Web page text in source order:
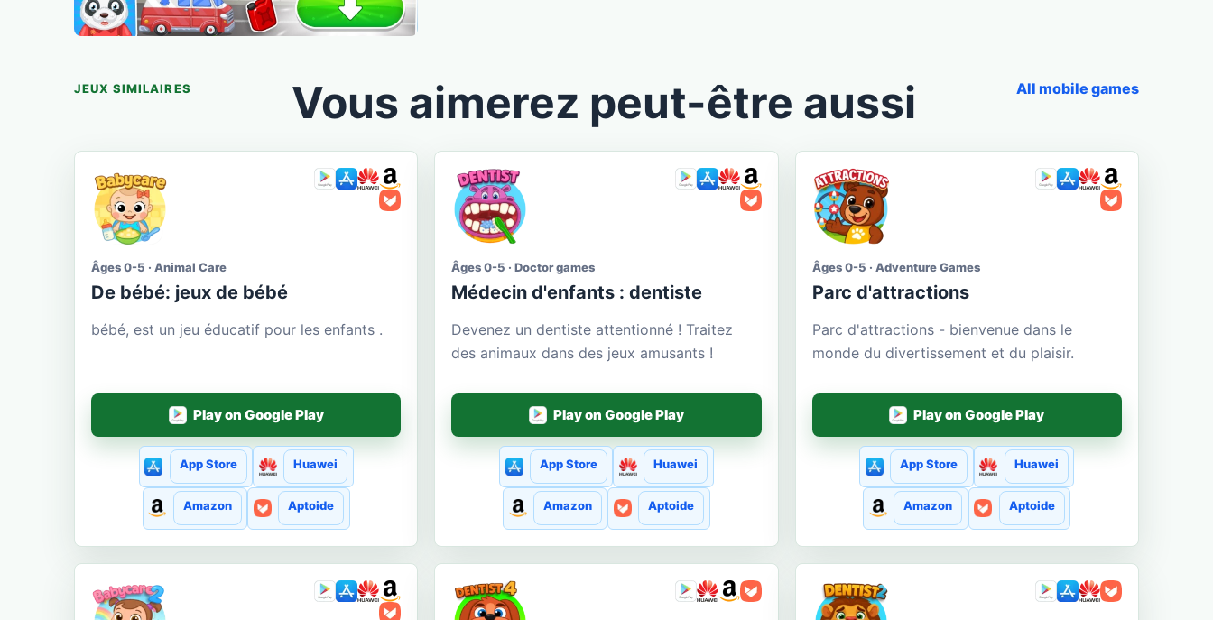
JEUX SIMILAIRES Vous aimerez peut-être aussi All mobile games
Âges 0-5 · Animal Care
De bébé: jeux de bébé
bébé, est un jeu éducatif pour les enfants .
Play on Google Play
App Store Huawei
Amazon Aptoide
Âges 0-5 · Doctor games
Médecin d'enfants : dentiste
Devenez un dentiste attentionné ! Traitez
des animaux dans des jeux amusants !
Play on Google Play
App Store Huawei
Amazon Aptoide
Âges 0-5 · Adventure Games
Parc d'attractions
Parc d'attractions - bienvenue dans le
monde du divertissement et du plaisir.
Play on Google Play
App Store Huawei
Amazon Aptoide